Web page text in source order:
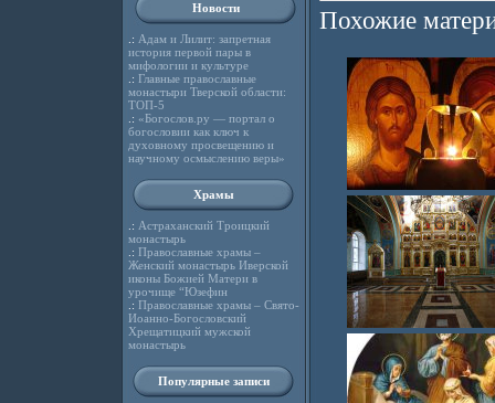
Новости
.: Адам и Лилит: запретная
история первой пары в
мифологии и культуре
.: Главные православные
монастыри Тверской области:
ТОП-5
.: «Богослов.ру — портал о
богословии как ключ к
духовному просвещению и
научному осмыслению веры»
Храмы
.: Астраханский Троицкий
монастырь
.: Православные храмы –
Женский монастырь Иверской
иконы Божией Матери в
урочище “Юзефин
.: Православные храмы – Свято-
Иоанно-Богословский
Хрещатицкий мужской
монастырь
Популярные записи
Похожие